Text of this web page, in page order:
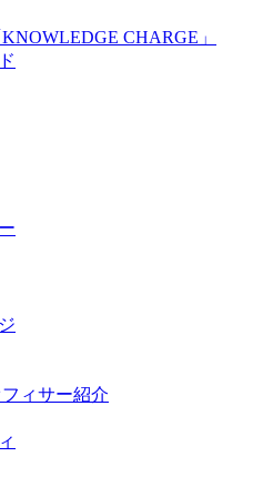
CHARGE」
ィサー紹介